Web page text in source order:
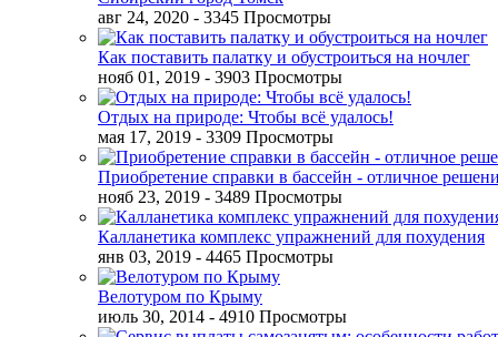
авг 24, 2020 - 3345 Просмотры
Как поставить палатку и обустроиться на ночлег
нояб 01, 2019 - 3903 Просмотры
Отдых на природе: Чтобы всё удалось!
мая 17, 2019 - 3309 Просмотры
Приобретение справки в бассейн - отличное
нояб 23, 2019 - 3489 Просмотры
Калланетика комплекс упражнений для похудения
янв 03, 2019 - 4465 Просмотры
Велотуром по Крыму
июль 30, 2014 - 4910 Просмотры